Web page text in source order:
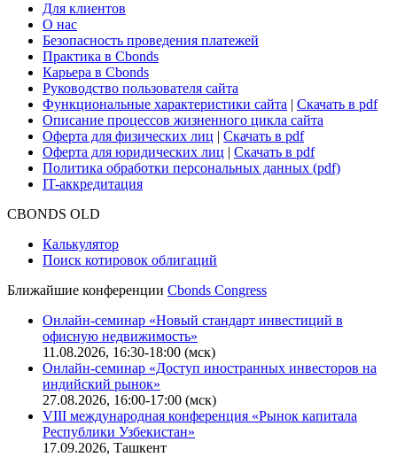
Для клиентов
О нас
Безопасность проведения платежей
Практика в Cbonds
Карьера в Cbonds
Руководство пользователя сайта
Функциональные характеристики сайта | Скачать в pdf
Описание процессов жизненного цикла сайта
Оферта для физических лиц | Скачать в pdf
Оферта для юридических лиц | Скачать в pdf
Политика обработки персональных данных (pdf)
IT-аккредитация
CBONDS OLD
Калькулятор
Поиск котировок облигаций
Ближайшие конференции Cbonds Congress
Онлайн-семинар «Новый стандарт инвестиций в
офисную недвижимость»
11.08.2026, 16:30-18:00 (мск)
Онлайн-семинар «Доступ иностранных инвесторов на
индийский рынок»
27.08.2026, 16:00-17:00 (мск)
VIII международная конференция «Рынок капитала
Республики Узбекистан»
17.09.2026, Ташкент